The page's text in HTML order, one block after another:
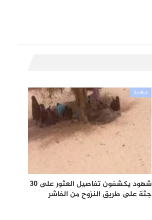
سياسية
شهود يكشفون تفاصيل العثور على 30
جثة على طريق النزوح من الفاشر